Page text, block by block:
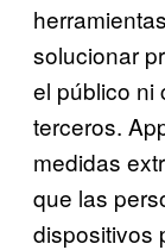
solucionar
el público ni
terceros.
medidas
que las
dispositivos